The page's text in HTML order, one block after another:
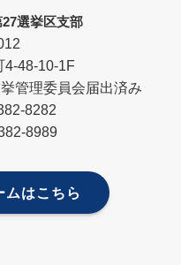
選挙区支部
4-48-10-1F
管理委員会届出済み
8282
8989
ムはこちら